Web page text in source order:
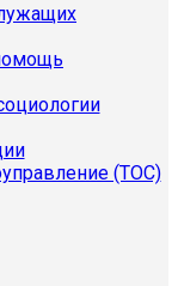
(ТОС)